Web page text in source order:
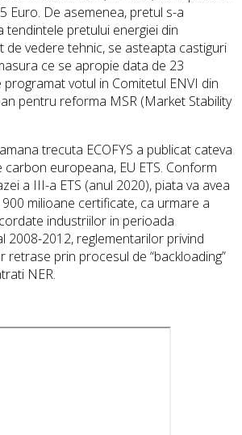
Euro. De asemenea, pretul s-a
tendintele pretului energiei din
de vedere tehnic, se asteapta castiguri
ce se apropie data de 23
votul in Comitetul ENVI din
pentru reforma MSR (Market Stability
trecuta ECOFYS a publicat cateva
europeana, EU ETS. Conform
a III-a ETS (anul 2020), piata va avea
milioane certificate, ca urmare a
industriilor in perioada
2008-2012, reglementarilor privind
retrase prin procesul de “backloading”
NER.